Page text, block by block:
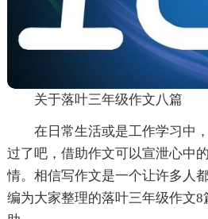
关于落叶三年级作文八篇
在日常生活或是工作学习中
过了吧，借助作文可以宣泄心中
情。相信写作文是一个让许多人
编为大家整理的落叶三年级作文